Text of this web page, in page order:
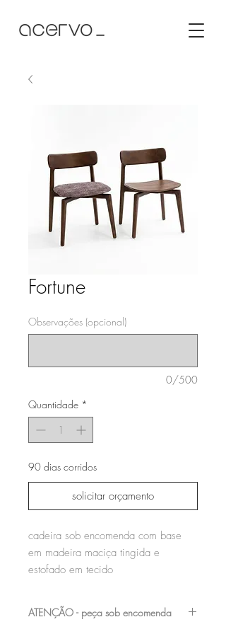
Fortune
Observações (opcional)
0/500
Quantidade *
90 dias corridos
solicitar orçamento
cadeira sob encomenda com base
em madeira maciça tingida e
estofado em tecido
ATENÇÃO - peça sob encomenda